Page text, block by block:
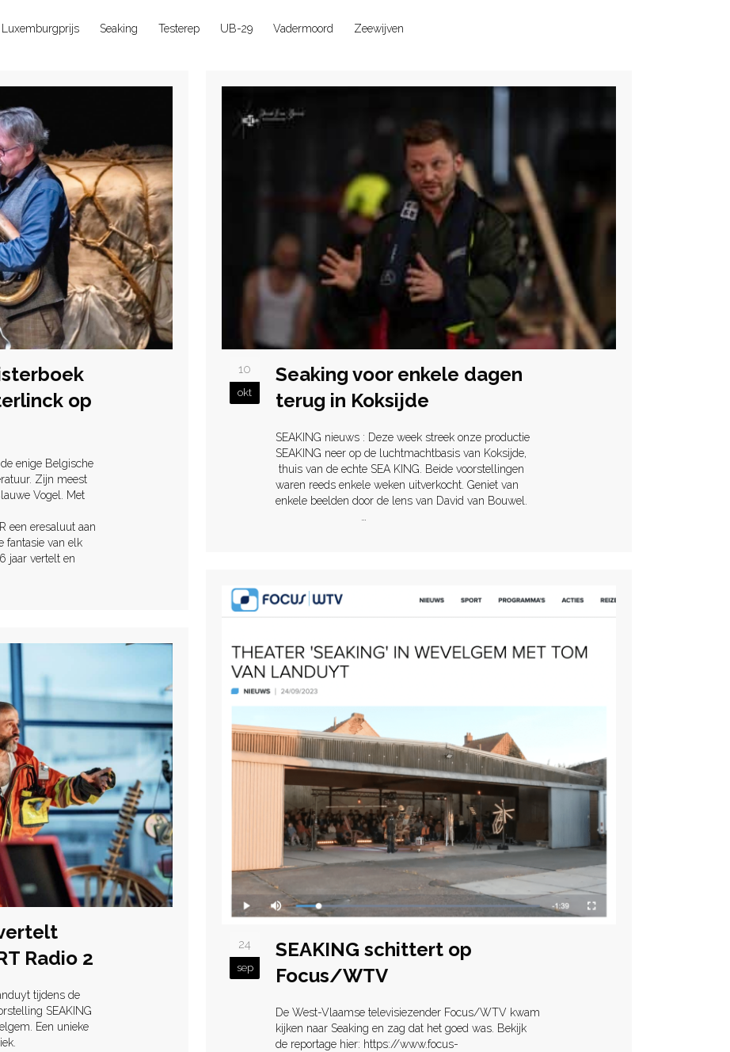
Luxemburgprijs Seaking Testerep UB-29 Vadermoord Zeewijven
op
enige Belgische
Zijn meest
Vogel. Met
een eresaluut aan
fantasie van elk
jaar vertelt en
10
okt
Seaking voor enkele dagen
terug in Koksijde
SEAKING nieuws : Deze week streek onze productie
SEAKING neer op de luchtmachtbasis van Koksijde,
thuis van de echte SEA KING. Beide voorstellingen
waren reeds enkele weken uitverkocht. Geniet van
enkele beelden door de lens van David van Bouwel.
…
24
sep
SEAKING schittert op
Focus/WTV
De West-Vlaamse televisiezender Focus/WTV kwam
kijken naar Seaking en zag dat het goed was. Bekijk
de reportage hier: https://www.focus-
Radio 2
tijdens de
SEAKING
Een unieke